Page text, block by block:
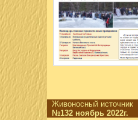
Живоносный
№132 ноябрь 2022г.